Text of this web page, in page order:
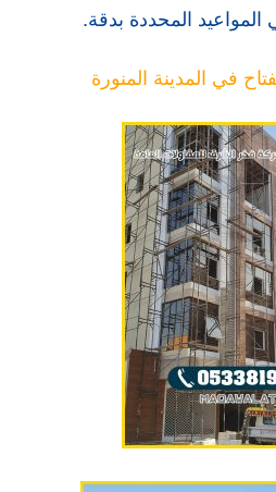
المحددة بدقة.
في المدينة المنورة